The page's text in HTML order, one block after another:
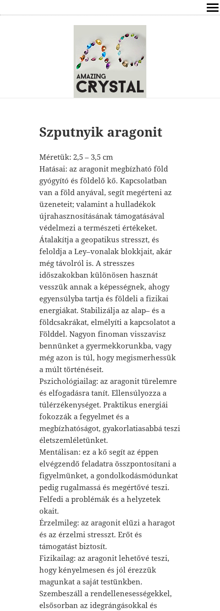
ÍRÁSOK
ÁSVÁNYOK HATÁSAI
ELÉRHETŐSÉG
FREE
VÁSÁRLÁS / KOSÁR
Szputnyik aragonit
Méretük: 2,5 – 3,5 cm
Hatásai: az aragonit megbízható föld
gyógyító és földelő kő. Kapcsolatban
van a föld anyával, segít megérteni az
üzeneteit; valamint a hulladékok
újrahasznosításának támogatásával
védelmezi a természeti értékeket.
Átalakítja a geopatikus stresszt, és
feloldja a Ley–vonalak blokkjait, akár
még távolról is. A stresszes
időszakokban különösen hasznát
vesszük annak a képességnek, ahogy
egyensúlyba tartja és földeli a fizikai
energiákat. Stabilizálja az alap– és a
földcsakrákat, elmélyíti a kapcsolatot a
Földdel. Nagyon finoman visszavisz
bennünket a gyermekkorunkba, vagy
még azon is túl, hogy megismerhessük
a múlt történéseit.
Pszichológiailag: az aragonit türelemre
és elfogadásra tanít. Ellensúlyozza a
túlérzékenységet. Praktikus energiái
fokozzák a fegyelmet és a
megbízhatóságot, gyakorlatiasabbá teszi
életszemléletünket.
Mentálisan: ez a kő segít az éppen
elvégzendő feladatra összpontosítani a
figyelmünket, a gondolkodásmódunkat
pedig rugalmassá és megértővé teszi.
Felfedi a problémák és a helyzetek
okait.
Érzelmileg: az aragonit elűzi a haragot
és az érzelmi stresszt. Erőt és
támogatást biztosít.
Fizikailag: az aragonit lehetővé teszi,
hogy kényelmesen és jól érezzük
magunkat a saját testünkben.
Szembeszáll a rendellenesességekkel,
elsősorban az idegrángásokkal és